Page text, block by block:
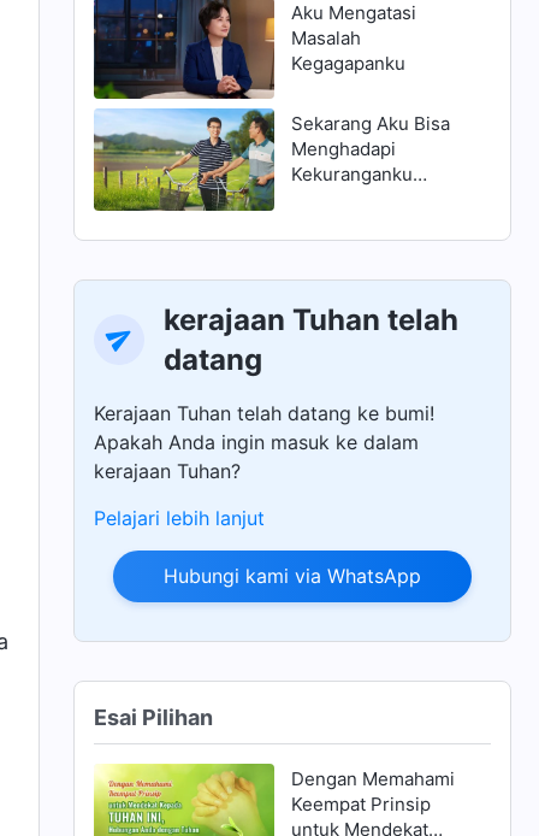
Aku Mengatasi
Masalah
Kegagapanku
Sekarang Aku Bisa
Menghadapi
Kekuranganku
kerajaan Tuhan telah
datang
Kerajaan Tuhan telah datang ke bumi!
Apakah Anda ingin masuk ke dalam
kerajaan Tuhan?
Pelajari lebih lanjut
Hubungi kami via WhatsApp
Esai Pilihan
Dengan Memahami
Keempat Prinsip
untuk Mendekat